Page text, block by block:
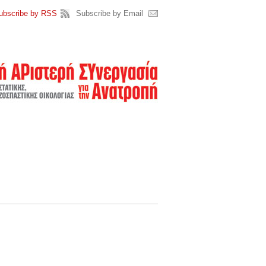
by RSS Subscribe by Email